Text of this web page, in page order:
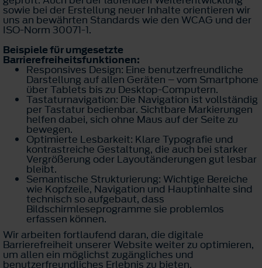
sowie bei der Erstellung neuer Inhalte orientieren wir
uns an bewährten Standards wie den WCAG und der
ISO-Norm 30071-1.
Beispiele für umgesetzte
Barrierefreiheitsfunktionen:
Responsives Design: Eine benutzerfreundliche
Darstellung auf allen Geräten – vom Smartphone
über Tablets bis zu Desktop-Computern.
Tastaturnavigation: Die Navigation ist vollständig
per Tastatur bedienbar. Sichtbare Markierungen
helfen dabei, sich ohne Maus auf der Seite zu
bewegen.
Optimierte Lesbarkeit: Klare Typografie und
kontrastreiche Gestaltung, die auch bei starker
Vergrößerung oder Layoutänderungen gut lesbar
bleibt.
Semantische Strukturierung: Wichtige Bereiche
wie Kopfzeile, Navigation und Hauptinhalte sind
technisch so aufgebaut, dass
Bildschirmleseprogramme sie problemlos
erfassen können.
Wir arbeiten fortlaufend daran, die digitale
Barrierefreiheit unserer Website weiter zu optimieren,
um allen ein möglichst zugängliches und
benutzerfreundliches Erlebnis zu bieten.